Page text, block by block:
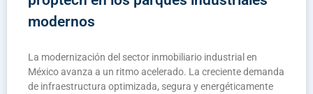
modernos
La modernización del sector inmobiliario industrial en
México avanza a un ritmo acelerado. La creciente demanda
de infraestructura optimizada, segura y energéticamente